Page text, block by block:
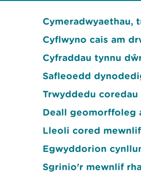
Cymeradwyaethau,
Cyflwyno cais am
Cyfraddau tynnu
Safleoedd
Trwyddedu
Deall geomorffoleg
Lleoli cored
Egwyddorion
Sgrinio'r mewnlif